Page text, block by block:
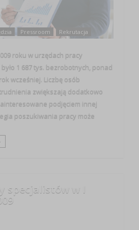
Pressroom Rekrutacja
roku w urzędach pracy
1 687 tys. bezrobotnych, ponad
wcześniej. Liczbę osób
zwiększają dodatkowo
podjęciem innej
poszukiwania pracy może
specjalistów w I